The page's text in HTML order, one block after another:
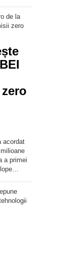
acordat
a primei